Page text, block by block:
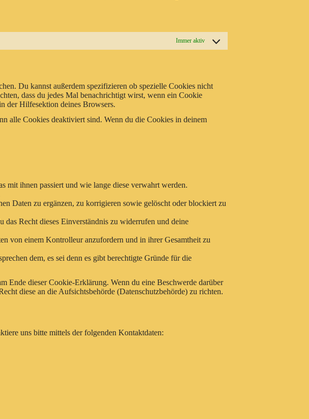
Immer aktiv
Du kannst außerdem spezifizieren ob spezielle Cookies nicht
dass du jedes Mal benachrichtigt wirst, wenn ein Cookie
der Hilfesektion deines Browsers.
alle Cookies deaktiviert sind. Wenn du die Cookies in deinem
mit ihnen passiert und wie lange diese verwahrt werden.
Daten zu ergänzen, zu korrigieren sowie gelöscht oder blockiert zu
das Recht dieses Einverständnis zu widerrufen und deine
von einem Kontrolleur anzufordern und in ihrer Gesamtheit zu
dem, es sei denn es gibt berechtigte Gründe für die
Ende dieser Cookie-Erklärung. Wenn du eine Beschwerde darüber
diese an die Aufsichtsbehörde (Datenschutzbehörde) zu richten.
uns bitte mittels der folgenden Kontaktdaten: